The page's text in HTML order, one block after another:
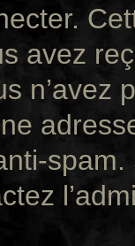
avez
n’avez
spam.